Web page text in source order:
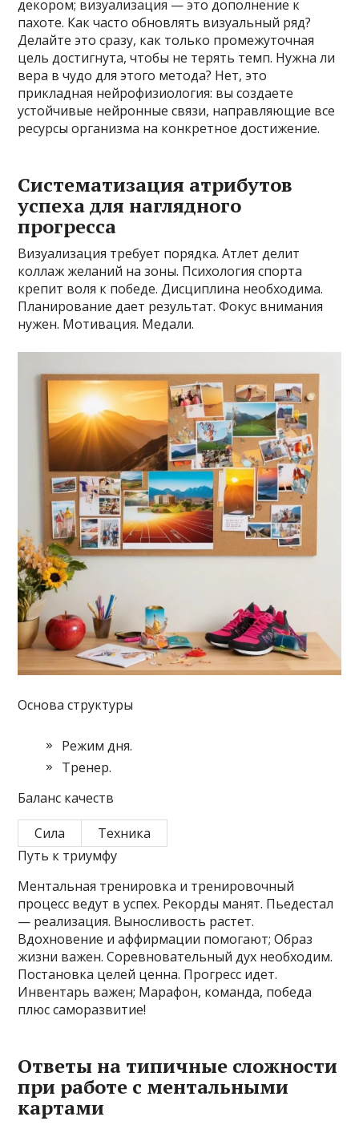
декором; визуализация — это дополнение к
пахоте. Как часто обновлять визуальный ряд?
Делайте это сразу, как только промежуточная
цель достигнута, чтобы не терять темп. Нужна ли
вера в чудо для этого метода? Нет, это
прикладная нейрофизиология: вы создаете
устойчивые нейронные связи, направляющие все
ресурсы организма на конкретное достижение.
Систематизация атрибутов
успеха для наглядного
прогресса
Визуализация требует порядка. Атлет делит
коллаж желаний на зоны. Психология спорта
крепит воля к победе. Дисциплина необходима.
Планирование дает результат. Фокус внимания
нужен. Мотивация. Медали.
Основа структуры
Режим дня.
Тренер.
Баланс качеств
Сила
Техника
Путь к триумфу
Ментальная тренировка и тренировочный
процесс ведут в успех. Рекорды манят. Пьедестал
— реализация. Выносливость растет.
Вдохновение и аффирмации помогают; Образ
жизни важен. Соревновательный дух необходим.
Постановка целей ценна. Прогресс идет.
Инвентарь важен; Марафон, команда, победа
плюс саморазвитие!
Ответы на типичные сложности
при работе с ментальными
картами